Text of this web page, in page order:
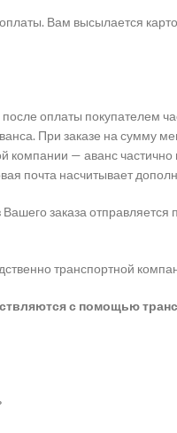
Вам высылается
оплаты покупателем
При заказе на сумму
компании — аванс
почта насчитывает
Вашего заказа
транспортной
с помощью